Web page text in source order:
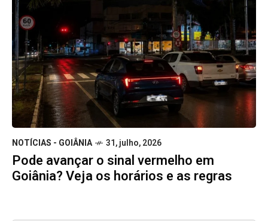
NOTÍCIAS - GOIÂNIA 31, julho, 2026
Pode avançar o sinal vermelho em
Goiânia? Veja os horários e as regras